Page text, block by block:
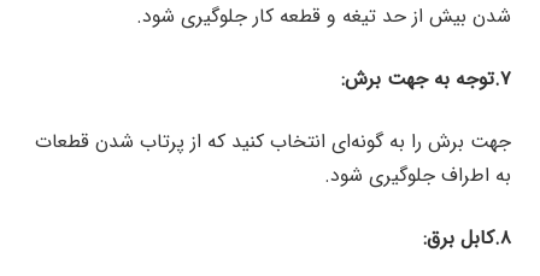
شدن بیش از حد تیغه و قطعه کار جلوگیری شود.
۷.توجه به جهت برش:
جهت برش را به گونه‌ای انتخاب کنید که از پرتاب شدن قطعات
به اطراف جلوگیری شود.
۸.کابل برق: